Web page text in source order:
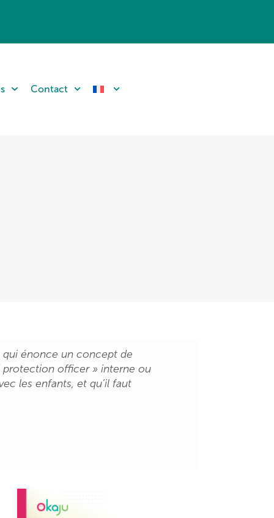
Contact
qui énonce un concept de
protection officer » interne ou
les enfants, et qu’il faut